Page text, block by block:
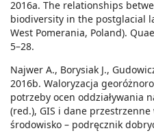
2016a. The relationships
biodiversity in the postglacial
West Pomerania, Poland).
5–28.
Najwer A., Borysiak J.,
2016b. Waloryzacja
potrzeby ocen oddziaływania
(red.), GIS i dane
środowisko – podręcznik